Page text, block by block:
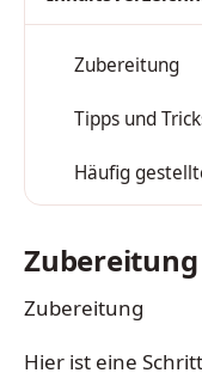
Zubereitung
Tipps und
Häufig
Zubereitung
Zubereitung
Hier ist eine